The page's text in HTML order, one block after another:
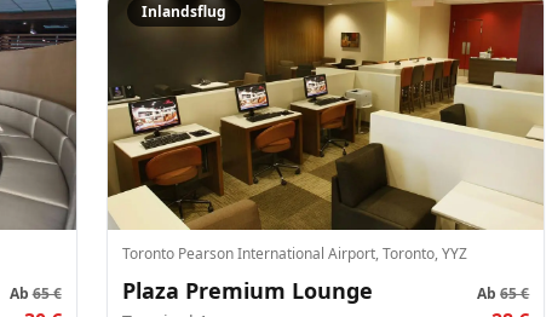
Bis zu 10 Gäste.
Promo-Code (optional)
1×28EUR
TOTAL
Ab 65 €
Inlandsflug
Toronto Pearson International Airport, Toronto, YYZ
Plaza Premium Lounge Ab 65 €